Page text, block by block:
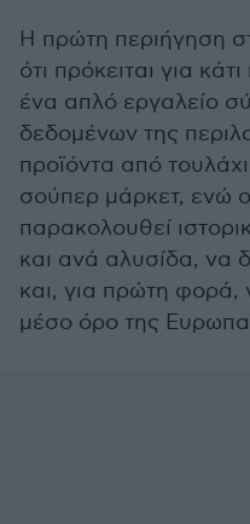
Η πρώτη περιήγηση
ότι πρόκειται για
ένα απλό εργαλείο
δεδομένων της
προϊόντα από
σούπερ μάρκετ, ενώ
παρακολουθεί
και ανά αλυσίδα, να
και, για πρώτη φορά,
μέσο όρο της